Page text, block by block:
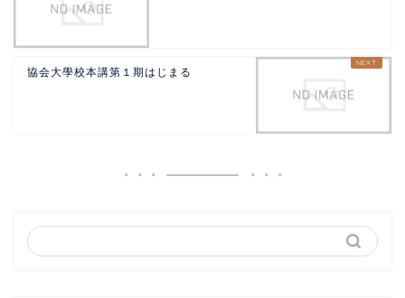
協会大學校本講第１期はじまる